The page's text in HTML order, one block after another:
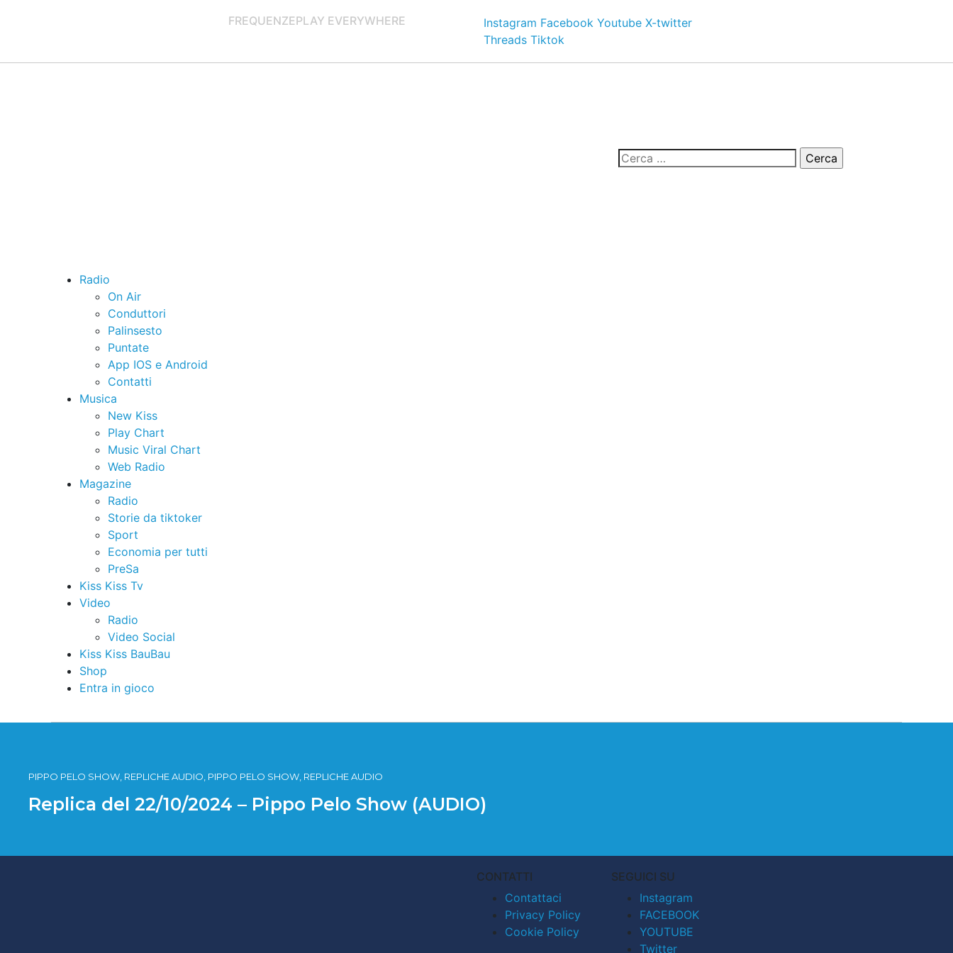
FREQUENZEPLAY EVERYWHERE Instagram Facebook Youtube X-twitter
Threads Tiktok
Radio
On Air
Conduttori
Palinsesto
Puntate
App IOS e Android
Contatti
Musica
New Kiss
Play Chart
Music Viral Chart
Web Radio
Magazine
Radio
Storie da tiktoker
Sport
Economia per tutti
PreSa
Kiss Kiss Tv
Video
Radio
Video Social
Kiss Kiss BauBau
Shop
Entra in gioco
PIPPO PELO SHOW, REPLICHE AUDIO, PIPPO PELO SHOW, REPLICHE AUDIO
Replica del 22/10/2024 – Pippo Pelo Show (AUDIO)
CONTATTI
Contattaci
Privacy Policy
Cookie Policy
SEGUICI SU
Instagram
FACEBOOK
YOUTUBE
Twitter